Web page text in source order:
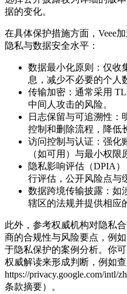
据的变化。
在具体保护措施方面，Veee
隐私与数据安全水平：
数据最小化原则：仅收
息，减少不必要的个人
传输加密：通常采用
中间人攻击的风险。
日志保留与可追溯性：
控制和删除流程，降低
访问控制与认证：强化
（如可用）与最小权限
隐私影响评估（DPIA
行评估，公开风险点与
数据跨境传输披露：如
辖区的法规并提供相应
此外，参考权威机构对隐私
商的合规性与风险要点，例
于隐私保护的案例分析。你
权威解读来形成判断，例如
https://privacy.google.com/intl/
条款摘要）。